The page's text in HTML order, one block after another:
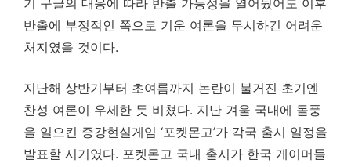
반출에 부정적인 쪽으로 기운 여론을 무시하긴 어려운
처지였을 것이다.
지난해 상반기부터 초여름까지 논란이 불거진 초기엔
찬성 여론이 우세한 듯 비쳤다. 지난 겨울 국내에 돌풍
을 일으킨 증강현실게임 ‘포켓몬고’가 각국 출시 일정을
발표할 시기였다. 포켓몬고 국내 출시가 한국 게이머들